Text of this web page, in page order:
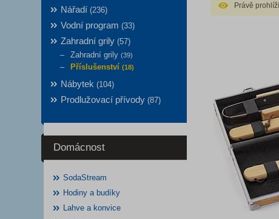
Právě
Nářadí (236)
Vodní program (33)
Zahradní grily (57)
Zahradní grily (39)
Příslušenství (18)
Nábytek (104)
Prodlužovací přívody (87)
Domácnost
SodaStream
Hodiny a budíky
Lahve a konvice